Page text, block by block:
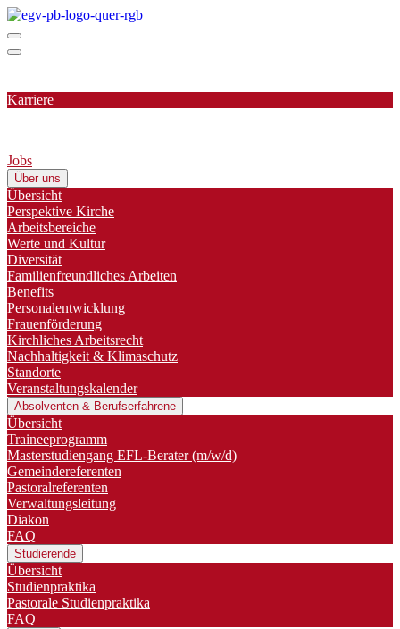
Karriere
Jobs
Über uns
Übersicht
Perspektive Kirche
Arbeitsbereiche
Werte und Kultur
Diversität
Familienfreundliches Arbeiten
Benefits
Personalentwicklung
Frauenförderung
Kirchliches Arbeitsrecht
Nachhaltigkeit & Klimaschutz
Standorte
Veranstaltungskalender
Absolventen & Berufserfahrene
Übersicht
Traineeprogramm
Master­studiengang EFL-Berater (m/w/d)
Gemeindereferenten
Pastoralreferenten
Verwaltungsleitung
Diakon
FAQ
Studierende
Übersicht
Studienpraktika
Pastorale Studienpraktika
FAQ